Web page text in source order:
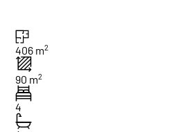
406 m2
90 m2
4